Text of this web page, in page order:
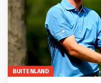
BUITENLAND